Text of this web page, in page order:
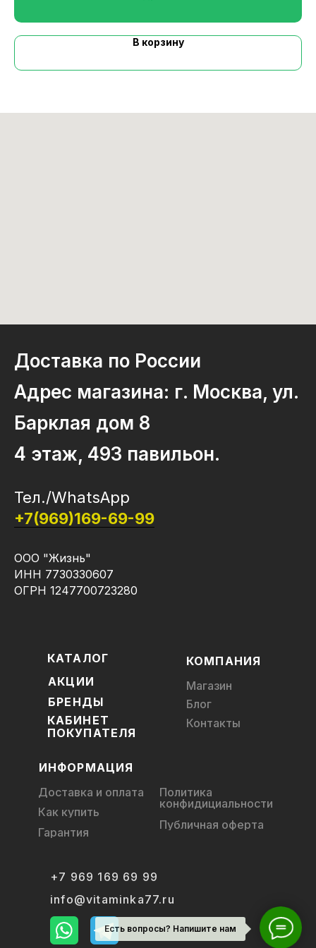
В корзину
Доставка по России
Адрес магазина: г. Москва, ул.
Барклая дом 8
4 этаж, 493 павильон.
Тел./WhatsApp
+7(969)169-69-99
ООО "Жизнь"
ИНН 7730330607
ОГРН 1247700723280
Есть вопросы? Напишите нам
КАТАЛОГ
КАБИНЕТ
ПОКУПАТЕЛЯ
БРЕНДЫ
АКЦИИ
Магазин
Блог
Контакты
КОМПАНИЯ
+7 969 169 69 99
info@vitaminka77.ru
ИНФОРМАЦИЯ
Доставка и оплата
Как купить
Политика
конфидициальности
Публичная оферта
Гарантия